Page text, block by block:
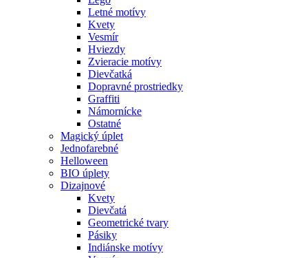
Letné motívy
Kvety
Vesmír
Hviezdy
Zvieracie motívy
Dievčatká
Dopravné prostriedky
Graffiti
Námornícke
Ostatné
Magický úplet
Jednofarebné
Helloween
BIO úplety
Dizajnové
Kvety
Dievčatá
Geometrické tvary
Pásiky
Indiánske motívy